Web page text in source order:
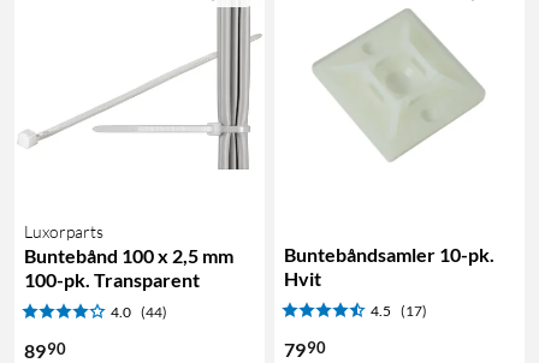
Luxorparts
Buntebånd 100 x 2,5 mm
100-pk. Transparent
4.0 (44)
8990
Buntebåndsamler 10-pk.
Hvit
4.5 (17)
7990